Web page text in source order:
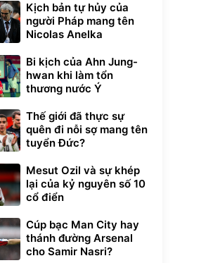
Kịch bản tự hủy của
người Pháp mang tên
Nicolas Anelka
Bi kịch của Ahn Jung-
hwan khi làm tổn
thương nước Ý
Thế giới đã thực sự
quên đi nỗi sợ mang tên
tuyển Đức?
Mesut Ozil và sự khép
lại của kỷ nguyên số 10
cổ điển
Cúp bạc Man City hay
thánh đường Arsenal
cho Samir Nasri?